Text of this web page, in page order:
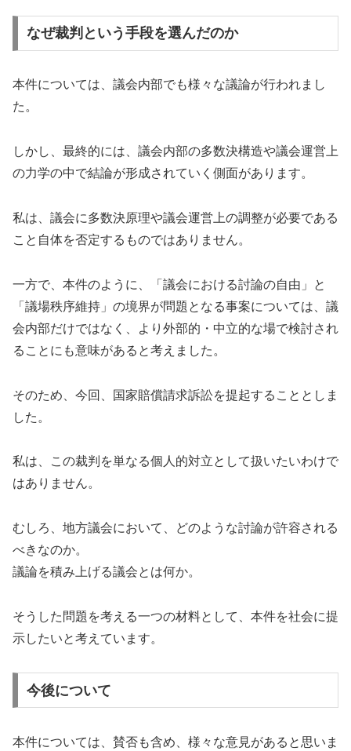
なぜ裁判という手段を選んだのか
本件については、議会内部でも様々な議論が行われまし
た。
しかし、最終的には、議会内部の多数決構造や議会運営上
の力学の中で結論が形成されていく側面があります。
私は、議会に多数決原理や議会運営上の調整が必要である
こと自体を否定するものではありません。
一方で、本件のように、「議会における討論の自由」と
「議場秩序維持」の境界が問題となる事案については、議
会内部だけではなく、より外部的・中立的な場で検討され
ることにも意味があると考えました。
そのため、今回、国家賠償請求訴訟を提起することとしま
した。
私は、この裁判を単なる個人的対立として扱いたいわけで
はありません。
むしろ、地方議会において、どのような討論が許容される
べきなのか。
議論を積み上げる議会とは何か。
そうした問題を考える一つの材料として、本件を社会に提
示したいと考えています。
今後について
本件については、賛否も含め、様々な意見があると思いま